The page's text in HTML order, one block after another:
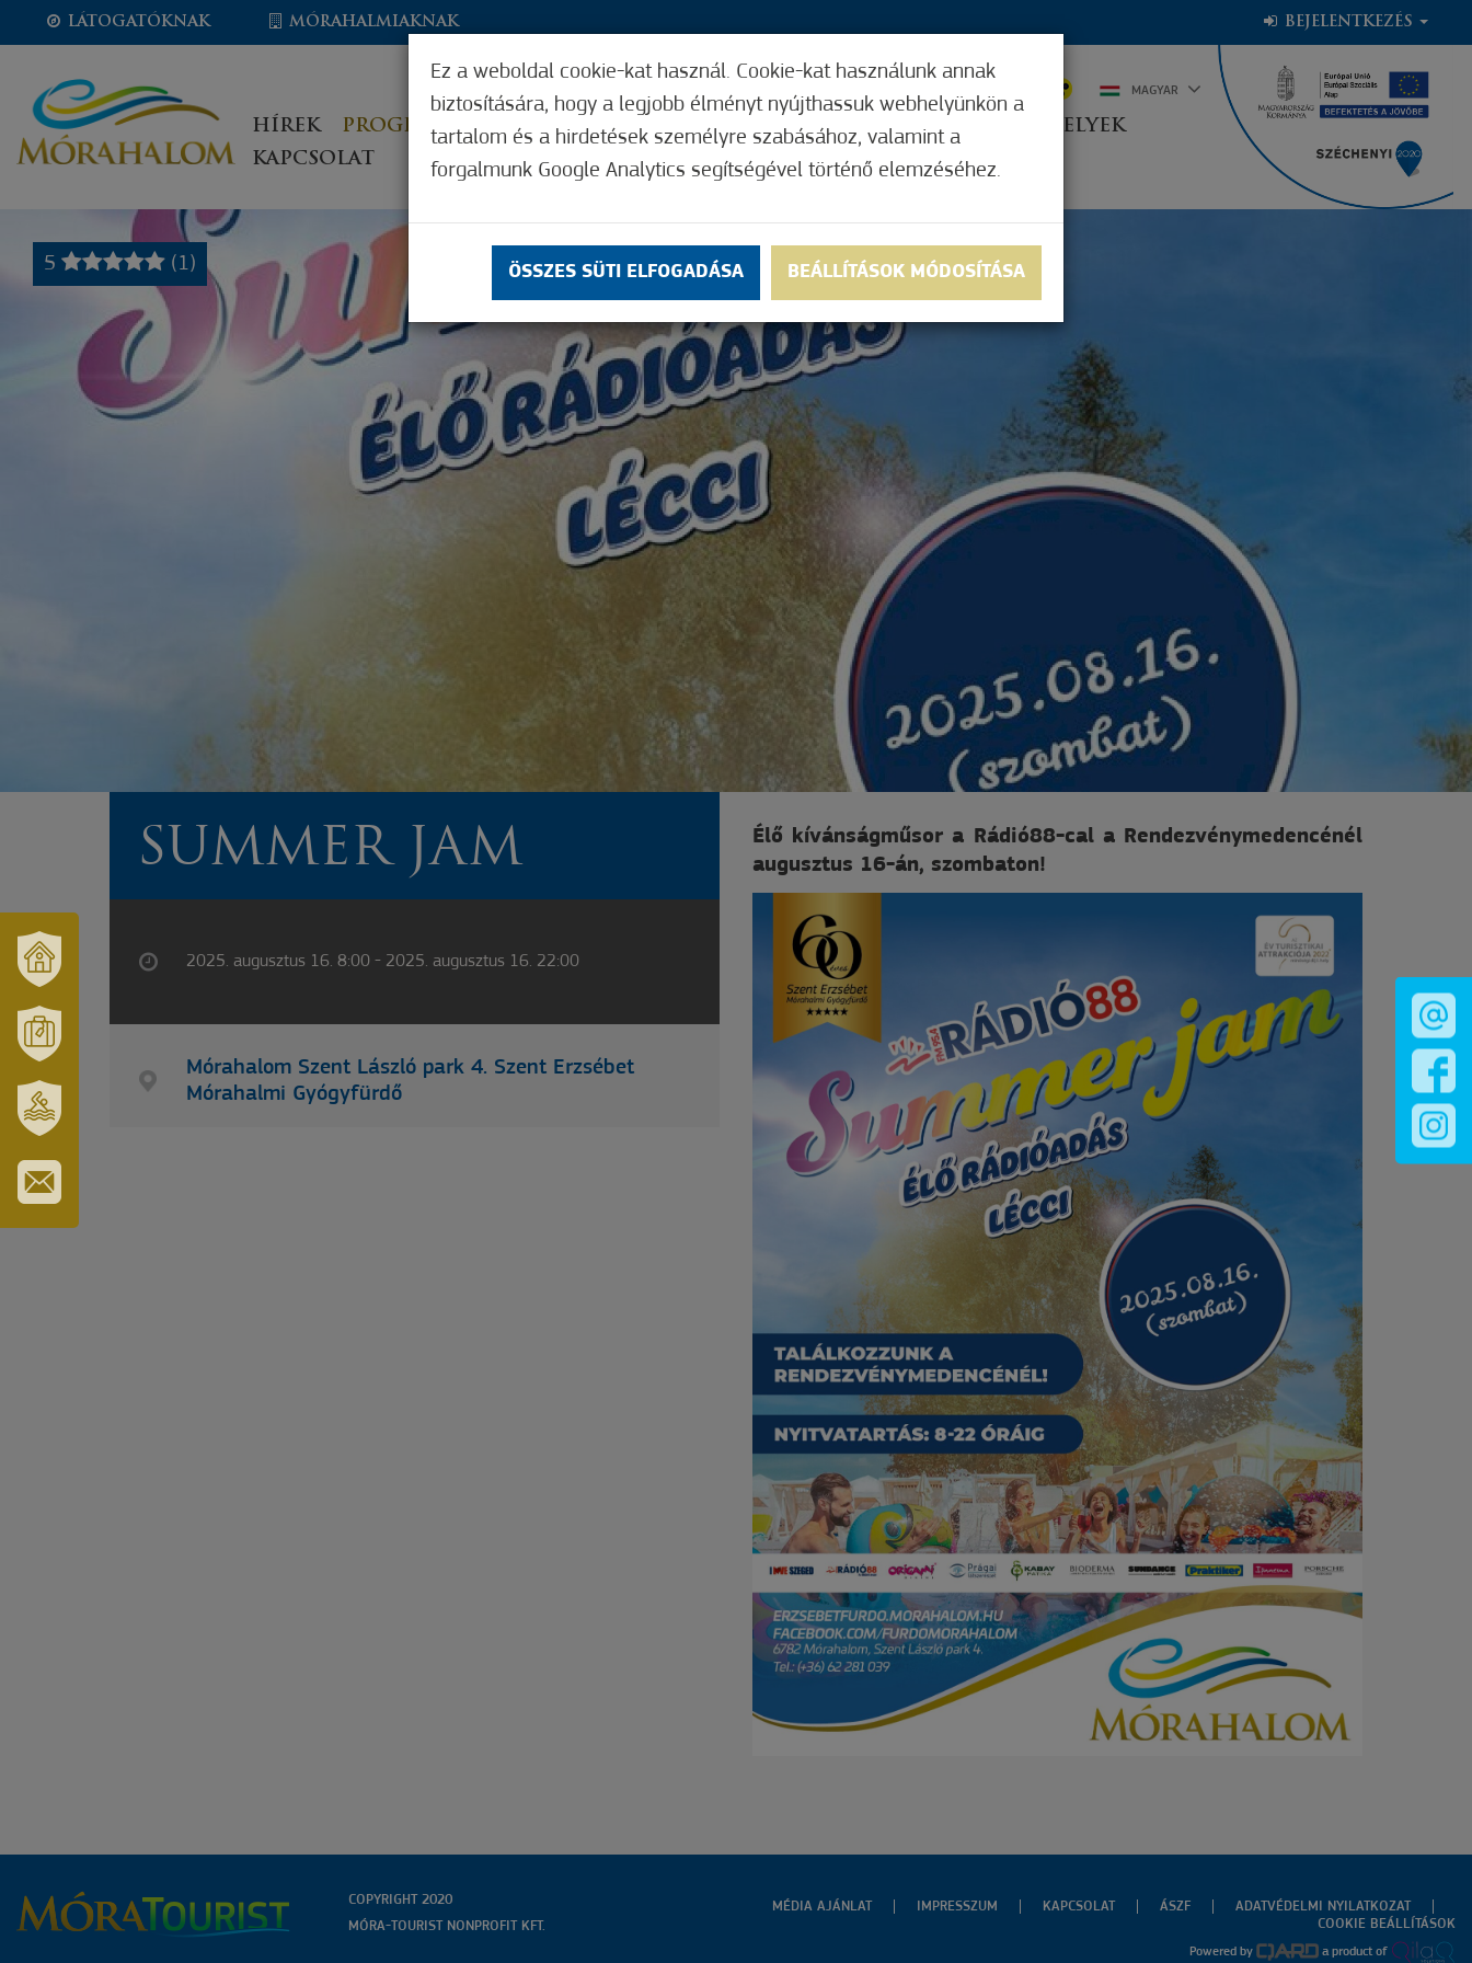
ÉS
TÉRSÉGÜNK
MÓRAHALOM
TURISZTIKA
ERZSÉBET
GYÓGYFÜRDŐ
IRATKOZZON
LÁTOGATÓKNAK MÓRAHALMIAKNAK BEJELENTKEZÉS
HÍREK PROGRAMOK ÍGY MŰKÖDIK HASZNOS FUNKCIÓK
ELFOGADÓHELYEK
KAPCSOLAT
MAGYAR
5 (1)
SUMMER JAM
2025. augusztus 16. 8:00 - 2025. augusztus 16. 22:00
Mórahalom Szent László park 4. Szent Erzsébet
Mórahalmi Gyógyfürdő
Élő kívánságműsor a Rádió88-cal a Rendezvénymedencénél
augusztus 16-án, szombaton!
Ez a weboldal cookie-kat használ. Cookie-kat használunk annak
biztosítására, hogy a legjobb élményt nyújthassuk webhelyünkön a
tartalom és a hirdetések személyre szabásához, valamint a
forgalmunk Google Analytics segítségével történő elemzéséhez.
ÖSSZES SÜTI ELFOGADÁSA BEÁLLÍTÁSOK MÓDOSÍTÁSA
COPYRIGHT 2020
MÓRA-TOURIST NONPROFIT KFT.
MÉDIA AJÁNLAT IMPRESSZUM KAPCSOLAT ÁSZF
ADATVÉDELMI NYILATKOZAT
COOKIE BEÁLLÍTÁSOK
Powered by a product of